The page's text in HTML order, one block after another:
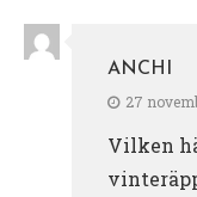
ANCHI
27
Vilken